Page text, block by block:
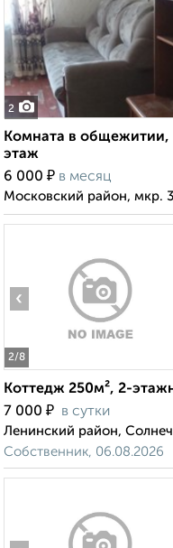
2
Комната в общежитии,
этаж
6 000 ₽ в месяц
Московский район, мкр.
2/8
‹
Коттедж 250м², 2-
7 000 ₽ в сутки
Ленинский район,
Собственник, 06.08.2026